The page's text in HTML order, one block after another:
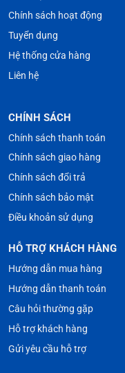
Chính sách hoạt động
Tuyển dụng
Hệ thống cửa hàng
Liên hệ
CHÍNH SÁCH
Chính sách thanh toán
Chính sách giao hàng
Chính sách đổi trả
Chính sách bảo mật
Điều khoản sử dụng
HỖ TRỢ KHÁCH HÀNG
Hướng dẫn mua hàng
Hướng dẫn thanh toán
Câu hỏi thường gặp
Hỗ trợ khách hàng
Gửi yêu cầu hỗ trợ